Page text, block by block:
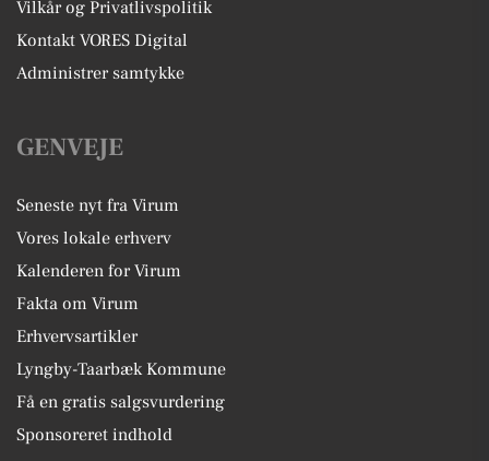
Vilkår og Privatlivspolitik
Kontakt VORES Digital
Administrer samtykke
GENVEJE
Seneste nyt fra Virum
Vores lokale erhverv
Kalenderen for Virum
Fakta om Virum
Erhvervsartikler
Lyngby-Taarbæk Kommune
Få en gratis salgsvurdering
Sponsoreret indhold